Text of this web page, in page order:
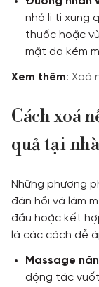
nhỏ li ti xung
thuốc hoặc
mặt da kém
Xem thêm: Xoá
Cách xoá
quả tại nhà
Những phương
đàn hồi và làm
đầu hoặc kết
là các cách dễ
Massage
động tác